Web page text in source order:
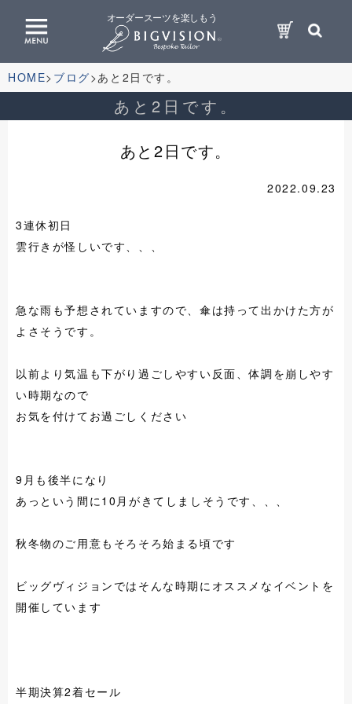
オーダースーツを楽しもう
HOME ブログ あと2日です。
あと2日です。
あと2日です。
2022.09.23
3連休初日
雲行きが怪しいです、、、
急な雨も予想されていますので、傘は持って出かけた方が
よさそうです。
以前より気温も下がり過ごしやすい反面、体調を崩しやす
い時期なので
お気を付けてお過ごしください
9月も後半になり
あっという間に10月がきてしましそうです、、、
秋冬物のご用意もそろそろ始まる頃です
ビッグヴィジョンではそんな時期にオススメなイベントを
開催しています
半期決算2着セール